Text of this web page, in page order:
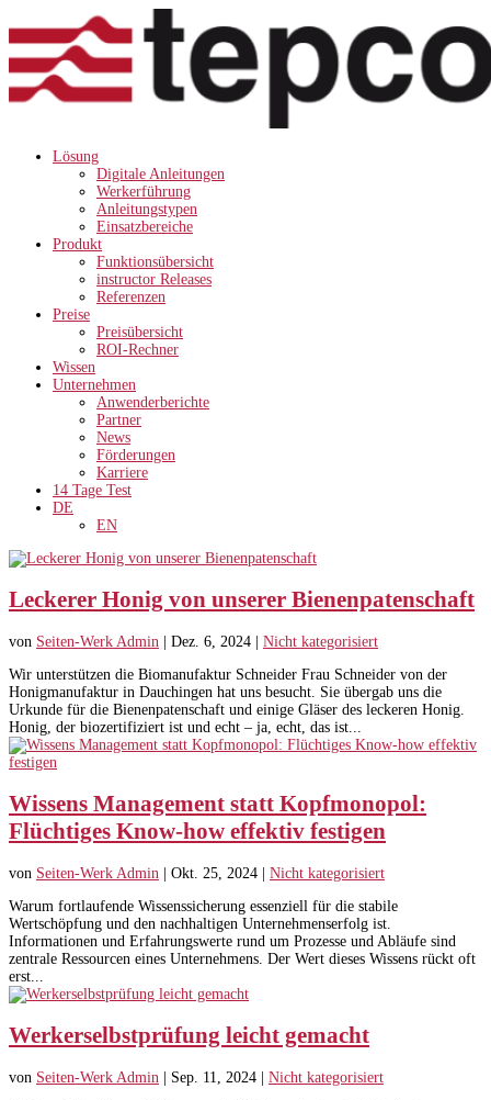
Lösung
Digitale Anleitungen
Werkerführung
Anleitungstypen
Einsatzbereiche
Produkt
Funktionsübersicht
instructor Releases
Referenzen
Preise
Preisübersicht
ROI-Rechner
Wissen
Unternehmen
Anwenderberichte
Partner
News
Förderungen
Karriere
14 Tage Test
DE
EN
Leckerer Honig von unserer Bienenpatenschaft
von Seiten-Werk Admin Dez. 6, 2024
Nicht kategorisiert
Wir unterstützen die Biomanufaktur Schneider Frau Schneider von der
Honigmanufaktur in Dauchingen hat uns besucht. Sie übergab uns die
Urkunde für die Bienenpatenschaft und einige Gläser des leckeren Honig.
Honig, der biozertifiziert ist und echt – ja, echt, das ist...
Wissens Management statt Kopfmonopol:
Flüchtiges Know-how effektiv festigen
von Seiten-Werk Admin | Okt. 25, 2024 | Nicht kategorisiert
Warum fortlaufende Wissenssicherung essenziell für die stabile
Wertschöpfung und den nachhaltigen Unternehmenserfolg ist.
Informationen und Erfahrungswerte rund um Prozesse und Abläufe sind
zentrale Ressourcen eines Unternehmens. Der Wert dieses Wissens rückt oft
erst...
Werkerselbstprüfung leicht gemacht
von Seiten-Werk Admin | Sep. 11, 2024 | Nicht kategorisiert